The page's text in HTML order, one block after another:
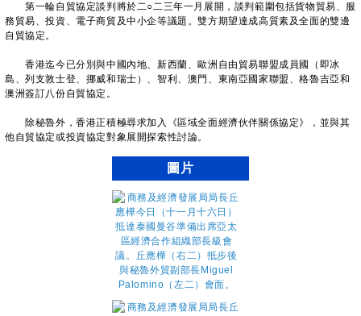
第一輪自貿協定談判將於二○二三年一月展開，談判範圍包括貨物貿易、服
務貿易、投資、電子商貿及中小企等議題。雙方期望達成高質素及全面的雙邊
自貿協定。
香港迄今已分別與中國內地、新西蘭、歐洲自由貿易聯盟成員國（即冰
島、列支敦士登、挪威和瑞士）、智利、澳門、東南亞國家聯盟、格魯吉亞和
澳洲簽訂八份自貿協定。
除秘魯外，香港正積極尋求加入《區域全面經濟伙伴關係協定》，並與其
他自貿協定或投資協定對象展開探索性討論。
圖片